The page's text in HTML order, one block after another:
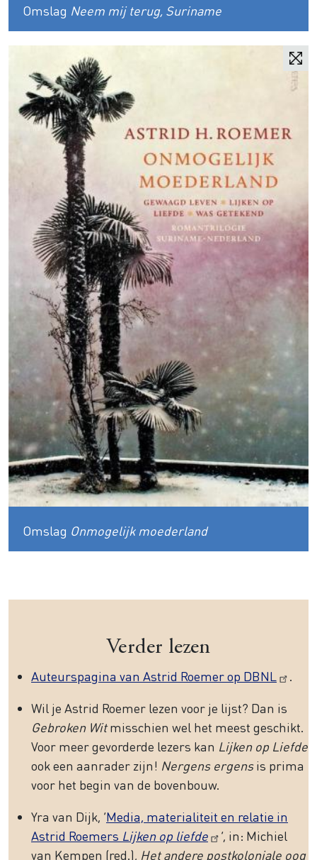
Omslag Neem mij terug, Suriname
Omslag Onmogelijk moederland
Verder lezen
Auteurspagina van Astrid Roemer op DBNL
Wil je Astrid Roemer lezen voor je lijst? Dan is
Gebroken Witmisschien wel het meest geschikt.
Voor meer gevorderde lezers kan Lijken op Liefde
ook een aanrader zijn! Nergens ergensis prima
voor het begin van de bovenbouw.
Yra van Dijk, ‘Media, materialiteit en relatie in
Astrid Roemers Lijken op liefde
‘, in: Michiel
van Kempen (red.), Het andere postkoloniale oog